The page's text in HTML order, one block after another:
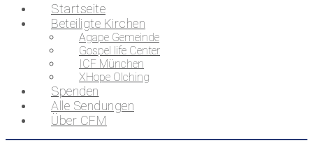
Startseite
Beteiligte Kirchen
Agape Gemeinde
Gospel life Center
ICF München
XHope Olching
Spenden
Alle Sendungen
Über CFM